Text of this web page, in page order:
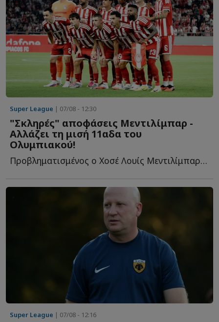
Super League | 07/08 - 12:30
"Σκληρές" αποφάσεις Μεντιλίμπαρ -
Αλλάζει τη μισή 11αδα του
Ολυμπιακού!
Προβληματισμένος ο Χοσέ Λουίς Μεντιλίμπαρ από το πρώτο π...
Super League | 07/08 - 12:16